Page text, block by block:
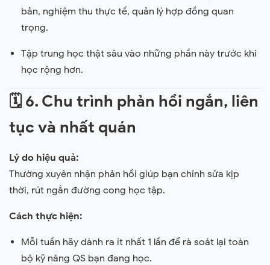
bản, nghiệm thu thực tế, quản lý hợp đồng quan
trọng.
Tập trung học thật sâu vào những phần này trước khi
học rộng hơn.
🗓6. Chu trình phản hồi ngắn, liên
tục và nhất quán
Lý do hiệu quả:
Thường xuyên nhận phản hồi giúp bạn chỉnh sửa kịp
thời, rút ngắn đường cong học tập.
Cách thực hiện:
Mỗi tuần hãy dành ra ít nhất 1 lần để rà soát lại toàn
bộ kỹ năng QS bạn đang học.